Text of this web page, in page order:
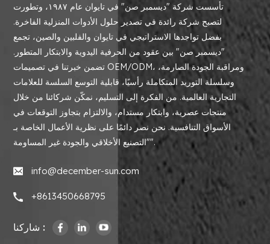
تأسست شركة "ديسمبر صن" في تايوان عام ١٩٨٧، وتطورت
لتصبح شركة رائدة في تصدير حلول الأدوات المنزلية الفاخرة.
بفضل تواجدها الاستراتيجي في تايوان والفلبين والصين، تجمع
"ديسمبر صن" بين عقود من الحرفية اليدوية والابتكار المتطور.
تضمن خبرتنا في تصميمات OEM/ODM، ومراقبة الجودة الصارمة،
وسلسلة التوريد المتكاملة رأسيًا، قابلية التوسع السلسة للعلامات
التجارية العالمية. من الفكرة إلى التسليم، نمكّن شركائنا من خلال
منتجات عصرية، وابتكار مستدام، والالتزام بتجاوز التوقعات في
الأسواق التنافسية. نحن نصر دائمًا على نظرية الأعمال الخاصة بـ
"التصنيع الأخلاقي والجودة غير المساومة".
info@december-sun.com
+8613450668795
شاركنا :